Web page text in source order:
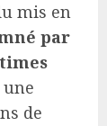
mis en
par
de